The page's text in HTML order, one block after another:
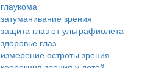
глаукома
затуманивание зрения
защита глаз от ультрафиолета
здоровье глаз
измерение остроты зрения